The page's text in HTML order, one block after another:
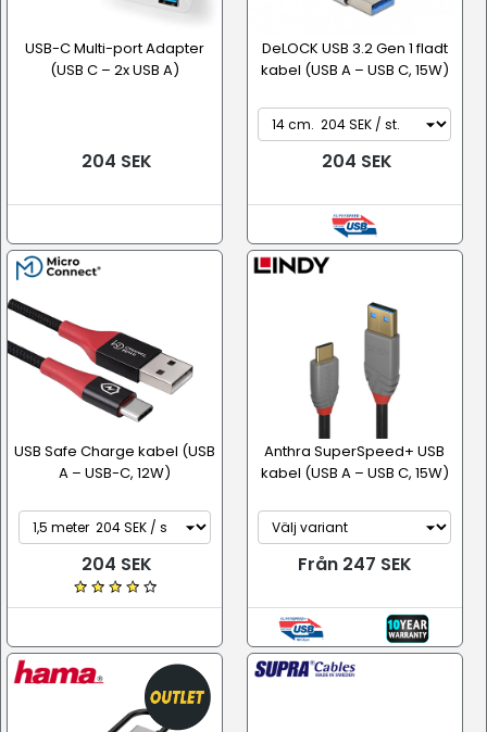
USB-C Multi-port Adapter
(USB C – 2x USB A)
204 SEK
DeLOCK USB 3.2 Gen 1 fladt
kabel (USB A – USB C, 15W)
204 SEK
USB Safe Charge kabel (USB
A – USB-C, 12W)
204 SEK
Anthra SuperSpeed+ USB
kabel (USB A – USB C, 15W)
Från 247 SEK